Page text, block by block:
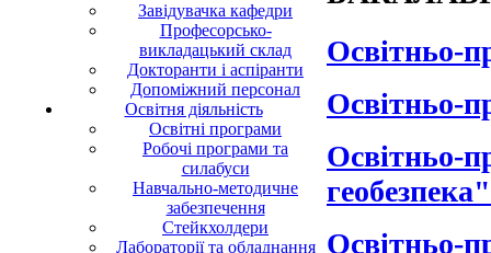
Завідувачка кафедри
Професорсько-
викладацький склад
Докторанти і аспіранти
Допоміжний персонал
Освітня діяльність
Освітні програми
Робочі програми та
силабуси
Навчально-методичне
забезпечення
Стейкхолдери
Лабораторії та обладнання
Освітньо-
Освітньо-
Освітньо-
Освітньо-